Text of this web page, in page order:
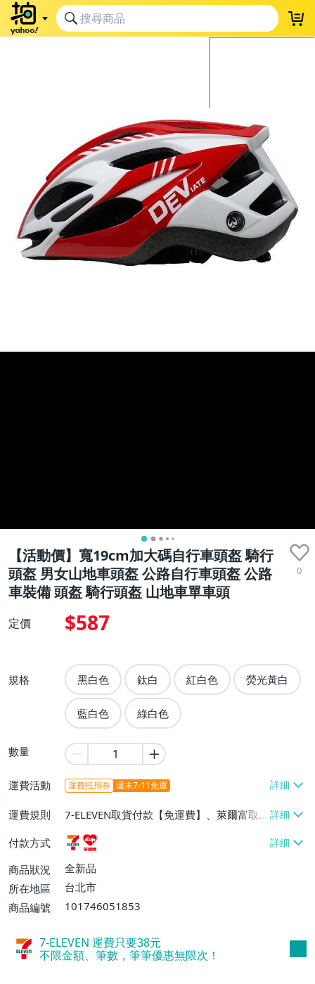
【活動價】寬19cm加大碼自行車頭盔 騎行
頭盔 男女山地車頭盔 公路自行車頭盔 公路
車裝備 頭盔 騎行頭盔 山地車單車頭
0
定價 $587
規格 黑白色 鈦白 紅白色 熒光黃白
藍白色 綠白色
數量
運費活動 運費抵用券 週末7-11免運
運費規則
7-ELEVEN取貨付款【免運費】、萊爾富取
貨付款【免運費】
付款方式
商品狀況
全新品
所在地區
台北市
商品編號
101746051853
7-ELEVEN 運費只要38元
不限金額、筆數，筆筆優惠無限次！